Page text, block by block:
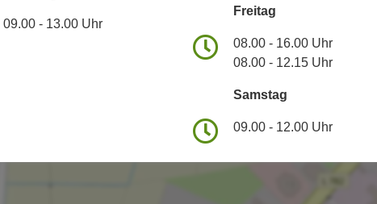
09.00 - 13.00 Uhr
Freitag
08.00 - 16.00 Uhr
08.00 - 12.15 Uhr
Samstag
09.00 - 12.00 Uhr